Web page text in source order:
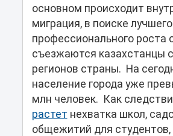
основном происходит
миграция, в поиске
профессионального роста
съезжаются казахстанцы
регионов страны. На
население города уже
млн человек. Как
растет нехватка школ,
общежитий для студентов,